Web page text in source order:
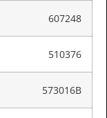
607248
510376
573016B